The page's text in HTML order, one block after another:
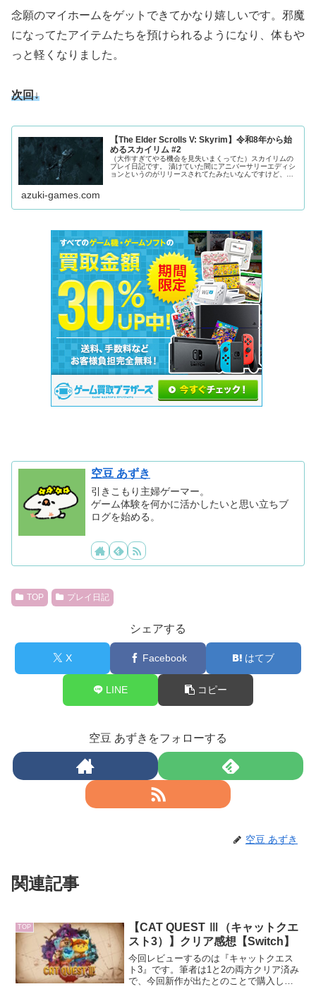
念願のマイホームをゲットできてかなり嬉しいです。邪魔
になってたアイテムたちを預けられるようになり、体もや
っと軽くなりました。
次回↓
【The Elder Scrolls V: Skyrim】令和8年から始
めるスカイリム #2
（大作すぎてやる機会を見失いまくってた）スカイリムの
プレイ日記です。 漬けていた間にアニバーサリーエディシ
ョンというのがリリースされてたみたいなんですけど、一
楽しんでいきたいと思います。
azuki-games.com
空豆 あずき
引きこもり主婦ゲーマー。
ゲーム体験を何かに活かしたいと思い立ちブ
ログを始める。
TOP プレイ日記
シェアする
X Facebook はてブ
LINE コピー
空豆 あずきをフォローする
空豆 あずき
関連記事
TOP
【CAT QUEST Ⅲ（キャットクエ
スト3）】クリア感想【Switch】
今回レビューするのは『キャットクエス
ト3』です。筆者は1と2の両方クリア済み
で、今回新作が出たとのことで購入しま